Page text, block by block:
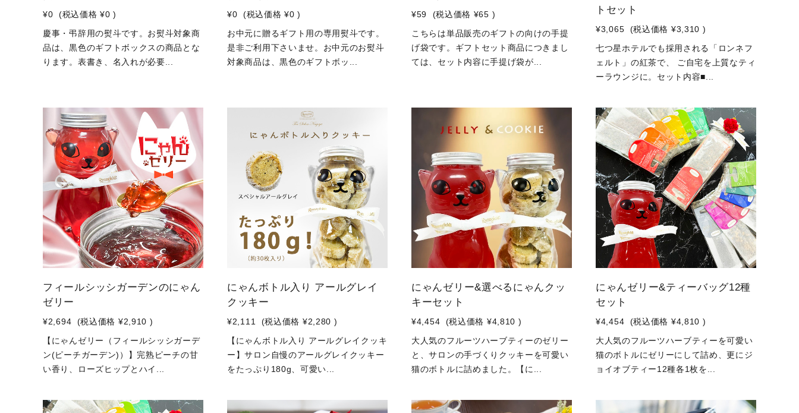
¥0 (税込価格 ¥0 )
慶事・弔辞用の熨斗です。お熨斗対象商
品は、黒色のギフトボックスの商品とな
ります。表書き、名入れが必要...
¥0 (税込価格 ¥0 )
お中元に贈るギフト用の専用熨斗です。
是非ご利用下さいませ。お中元のお熨斗
対象商品は、黒色のギフトボッ...
¥59 (税込価格 ¥65 )
こちらは単品販売のギフトの向けの手提
げ袋です。ギフトセット商品につきまし
ては、セット内容に手提げ袋が...
トセット
¥3,065 (税込価格 ¥3,310 )
七つ星ホテルでも採用される「ロンネフ
ェルト」の紅茶で、 ご自宅を上質なティ
ーラウンジに。セット内容■...
フィールシッシガーデンのにゃん
ゼリー
¥2,694 (税込価格 ¥2,910 )
【にゃんゼリー（フィールシッシガーデ
ン(ピーチガーデン)）】完熟ピーチの甘
い香り、ローズヒップとハイ...
にゃんボトル入り アールグレイ
クッキー
¥2,111 (税込価格 ¥2,280 )
【にゃんボトル入り アールグレイクッキ
ー】サロン自慢のアールグレイクッキー
をたっぷり180g、可愛い...
にゃんゼリー&選べるにゃんクッ
キーセット
¥4,454 (税込価格 ¥4,810 )
大人気のフルーツハーブティーのゼリー
と、サロンの手づくりクッキーを可愛い
猫のボトルに詰めました。【に...
にゃんゼリー&ティーバッグ12種
セット
¥4,454 (税込価格 ¥4,810 )
大人気のフルーツハーブティーを可愛い
猫のボトルにゼリーにして詰め、更にジ
ョイオブティー12種各1枚を...